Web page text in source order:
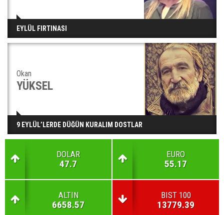
EYLÜL FIRTINASI
Okan
YÜKSEL
9 EYLÜL’LERDE DÜĞÜN KURALIM DOSTLAR
DOLAR
47.7
EURO
55.17
ALTIN
6658.57
BIST 100
13779.39